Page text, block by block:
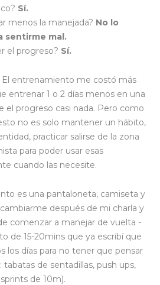
Sí.
menos la manejada? No lo
sentirme mal.
el progreso? Sí.
El entrenamiento me costó más
entrenar 1 o 2 días menos en una
el progreso casi nada. Pero como
no es solo mantener un hábito,
practicar salirse de la zona
para poder usar esas
cuando las necesite.
es una pantaloneta, camiseta y
después de mi charla y
comenzar a manejar de vuelta -
de 15-20mins que ya escribí que
los días para no tener que pensar
tabatas de sentadillas, push ups,
de 10m).